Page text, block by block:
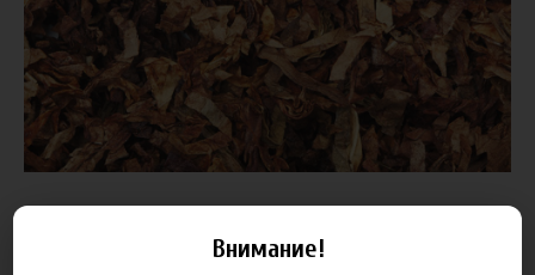
Пищевой ароматизатор Xian Taima Cigar предназначен для
Внимание!